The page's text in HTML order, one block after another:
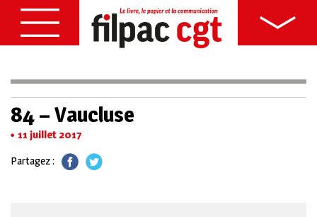
84 – Vaucluse
11 juillet 2017
Partagez :